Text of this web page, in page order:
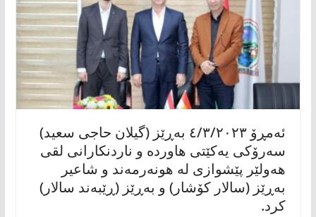
ئەمڕۆ ٤/٣/٢٠٢٣ بەڕێز (گیلان حاجی سعید)
سەرۆکی یەکێتی هاوردە و ناردنکارانی لقی
هەولێر پێشوازی لە هونەرمەند و شاعیر
بەڕێز (سالار کۆشار) و بەڕێز (ڕێبەند سالار)
کرد.